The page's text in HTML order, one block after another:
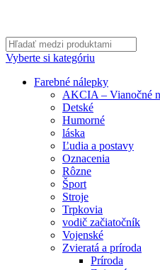
Vyberte si kategóriu
Farebné nálepky
AKCIA – Vianočné
Detské
Humorné
láska
Ľudia a postavy
Oznacenia
Rôzne
Šport
Stroje
Trpkovia
vodič začiatočník
Vojenské
Zvieratá a príroda
Príroda